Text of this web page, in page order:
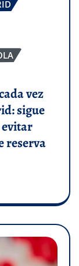
vez
sigue
evitar
reserva